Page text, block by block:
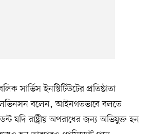
সার্ভিস ইনস্টিটিউটের প্রতিষ্ঠাতা
বলেন, আইনগতভাবে বলতে
যদি রাষ্ট্রীয় অপরাধের জন্য অভিযুক্ত হন